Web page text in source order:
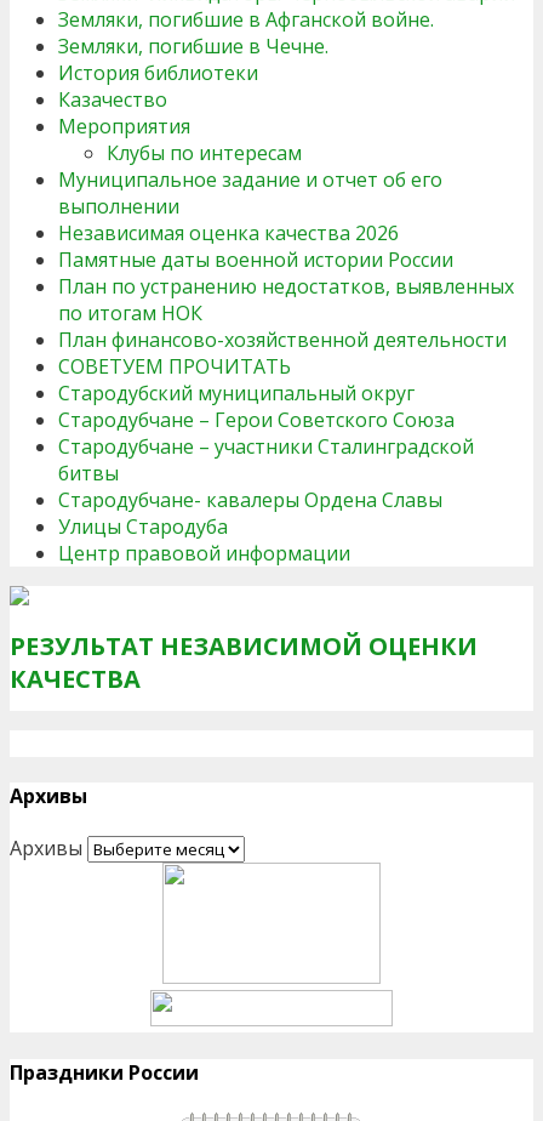
Земляки, погибшие в Афганской войне.
Земляки, погибшие в Чечне.
История библиотеки
Казачество
Мероприятия
Клубы по интересам
Муниципальное задание и отчет об его
выполнении
Независимая оценка качества 2026
Памятные даты военной истории России
План по устранению недостатков, выявленных
по итогам НОК
План финансово-хозяйственной деятельности
СОВЕТУЕМ ПРОЧИТАТЬ
Стародубский муниципальный округ
Стародубчане – Герои Советского Союза
Стародубчане – участники Сталинградской
битвы
Стародубчане- кавалеры Ордена Славы
Улицы Стародуба
Центр правовой информации
РЕЗУЛЬТАТ НЕЗАВИСИМОЙ ОЦЕНКИ
КАЧЕСТВА
Архивы
Архивы
Праздники России